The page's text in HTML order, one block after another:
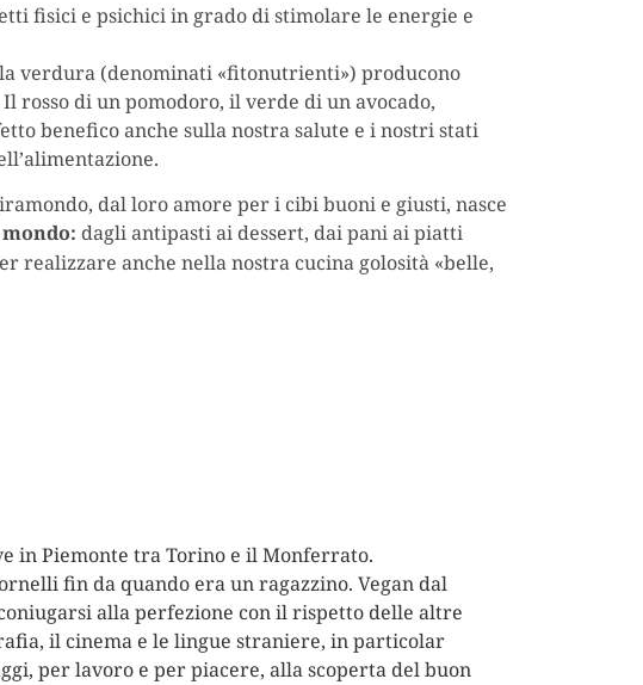
fisici e psichici in grado di stimolare le energie e
verdura (denominati «fitonutrienti») producono
rosso di un pomodoro, il verde di un avocado,
benefico anche sulla nostra salute e i nostri stati
dal loro amore per i cibi buoni e giusti, nasce
dagli antipasti ai dessert, dai pani ai piatti
realizzare anche nella nostra cucina golosità «belle,
in Piemonte tra Torino e il Monferrato.
fin da quando era un ragazzino. Vegan dal
alla perfezione con il rispetto delle altre
il cinema e le lingue straniere, in particolar
per lavoro e per piacere, alla scoperta del buon